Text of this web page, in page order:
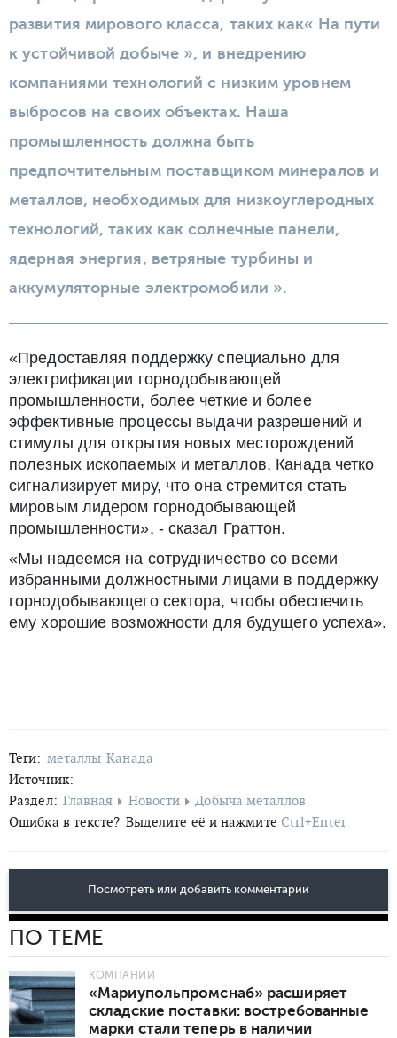
развития мирового класса, таких как« На пути
к устойчивой добыче », и внедрению
компаниями технологий с низким уровнем
выбросов на своих объектах. Наша
промышленность должна быть
предпочтительным поставщиком минералов и
металлов, необходимых для низкоуглеродных
технологий, таких как солнечные панели,
ядерная энергия, ветряные турбины и
аккумуляторные электромобили ».
«Предоставляя поддержку специально для
электрификации горнодобывающей
промышленности, более четкие и более
эффективные процессы выдачи разрешений и
стимулы для открытия новых месторождений
полезных ископаемых и металлов, Канада четко
сигнализирует миру, что она стремится стать
мировым лидером горнодобывающей
промышленности», - сказал Граттон.
«Мы надеемся на сотрудничество со всеми
избранными должностными лицами в поддержку
горнодобывающего сектора, чтобы обеспечить
ему хорошие возможности для будущего успеха».
Теги: металлы Канада
Источник:
Раздел: Главная Новости
Добыча металлов
Ошибка в тексте? Выделите её и нажмите Ctrl+Enter
Посмотреть или добавить комментарии
ПО ТЕМЕ
КОМПАНИИ
«Мариупольпромснаб» расширяет
складские поставки: востребованные
марки стали теперь в наличии